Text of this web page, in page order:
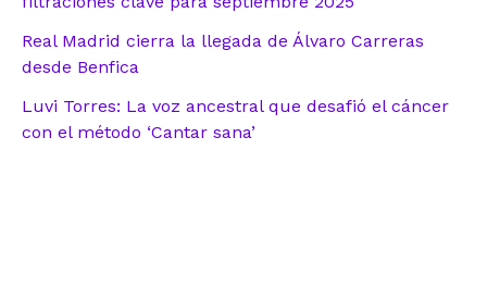
Real Madrid cierra la llegada de Álvaro Carreras
desde Benfica
Luvi Torres: La voz ancestral que desafió el cáncer
con el método ‘Cantar sana’